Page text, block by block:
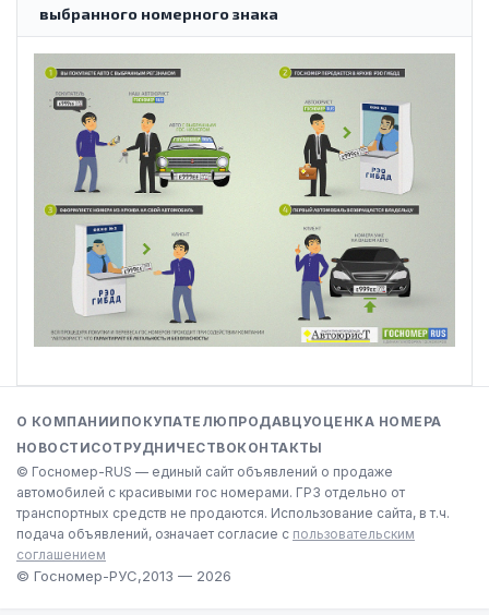
выбранного номерного знака
© Госномер-RUS — единый сайт объявлений о продаже
автомобилей с красивыми гос номерами. ГРЗ отдельно от
транспортных средств не продаются. Использование сайта, в т.ч.
подача объявлений, означает согласие с пользовательским
соглашением
О КОМПАНИИ ПОКУПАТЕЛЮ ПРОДАВЦУОЦЕНКА НОМЕРА
НОВОСТИСОТРУДНИЧЕСТВОКОНТАКТЫ
© Госномер-РУС,2013 — 2026